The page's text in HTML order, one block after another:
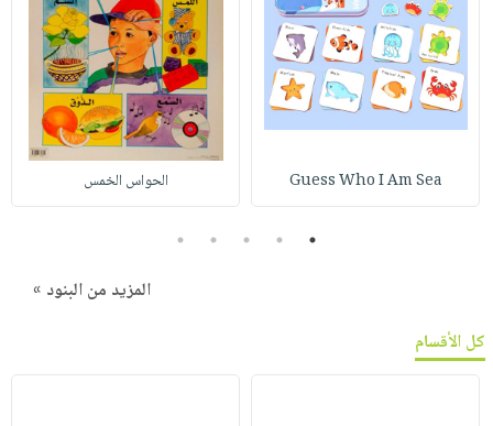
Guess Who I Am Sea الحواس الخمس
1
2
3
4
5
المزيد من البنود »
كل الأقسام